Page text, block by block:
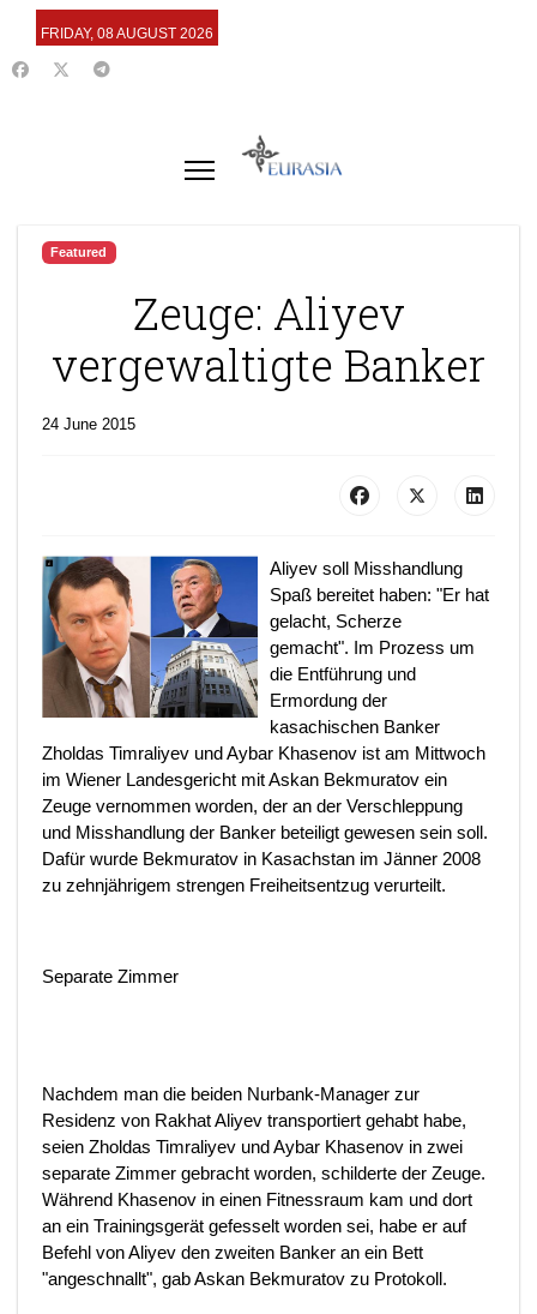
FRIDAY, 08 AUGUST 2026
Featured
Zeuge: Aliyev
vergewaltigte Banker
24 June 2015
Aliyev soll Misshandlung
Spaß bereitet haben: "Er hat
gelacht, Scherze
gemacht". Im Prozess um
die Entführung und
Ermordung der
kasachischen Banker
Zholdas Timraliyev und Aybar Khasenov ist am Mittwoch
im Wiener Landesgericht mit Askan Bekmuratov ein
Zeuge vernommen worden, der an der Verschleppung
und Misshandlung der Banker beteiligt gewesen sein soll.
Dafür wurde Bekmuratov in Kasachstan im Jänner 2008
zu zehnjährigem strengen Freiheitsentzug verurteilt.
Separate Zimmer
Nachdem man die beiden Nurbank-Manager zur
Residenz von Rakhat Aliyev transportiert gehabt habe,
seien Zholdas Timraliyev und Aybar Khasenov in zwei
separate Zimmer gebracht worden, schilderte der Zeuge.
Während Khasenov in einen Fitnessraum kam und dort
an ein Trainingsgerät gefesselt worden sei, habe er auf
Befehl von Aliyev den zweiten Banker an ein Bett
"angeschnallt", gab Askan Bekmuratov zu Protokoll.